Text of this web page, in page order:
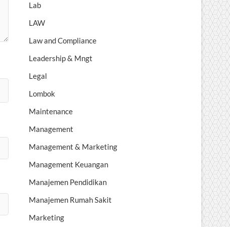
Lab
LAW
Law and Compliance
Leadership & Mngt
Legal
Lombok
Maintenance
Management
Management & Marketing
Management Keuangan
Manajemen Pendidikan
Manajemen Rumah Sakit
Marketing